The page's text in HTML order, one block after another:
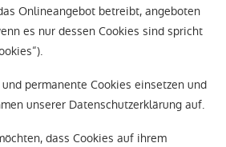
Onlineangebot betreibt, angeboten
es nur dessen Cookies sind spricht
permanente Cookies einsetzen und
unserer Datenschutzerklärung auf.
dass Cookies auf ihrem